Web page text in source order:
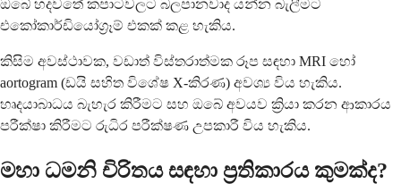
ඔබේ හදවතේ කපාටවලට බලපානවාද යන්න බැලීමට
එකෝකාර්ඩියෝග්‍රෑම් එකක් කළ හැකිය.
කිසිම අවස්ථාවක, වඩාත් විස්තරාත්මක රූප සඳහා MRI හෝ
aortogram (ඩයි සහිත විශේෂ X-කිරණ) අවශ්‍ය විය හැකිය.
හෘදයාබාධය බැහැර කිරීමට සහ ඔබේ අවයව ක්‍රියා කරන ආකාරය
පරීක්ෂා කිරීමට රුධිර පරීක්ෂණ උපකාරී විය හැකිය.
මහා ධමනි චිරිතය සඳහා ප්‍රතිකාරය කුමක්ද?